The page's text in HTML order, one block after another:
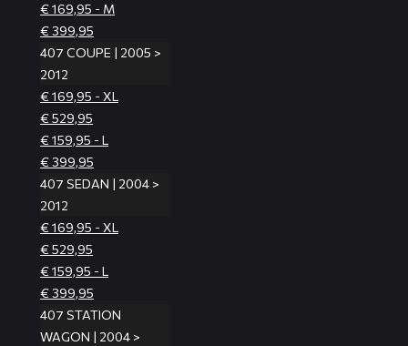
€ 169,95 - M
€ 399,95
407 COUPE | 2005 >
2012
€ 169,95 - XL
€ 529,95
€ 159,95 - L
€ 399,95
407 SEDAN | 2004 >
2012
€ 169,95 - XL
€ 529,95
€ 159,95 - L
€ 399,95
407 STATION
WAGON | 2004 >